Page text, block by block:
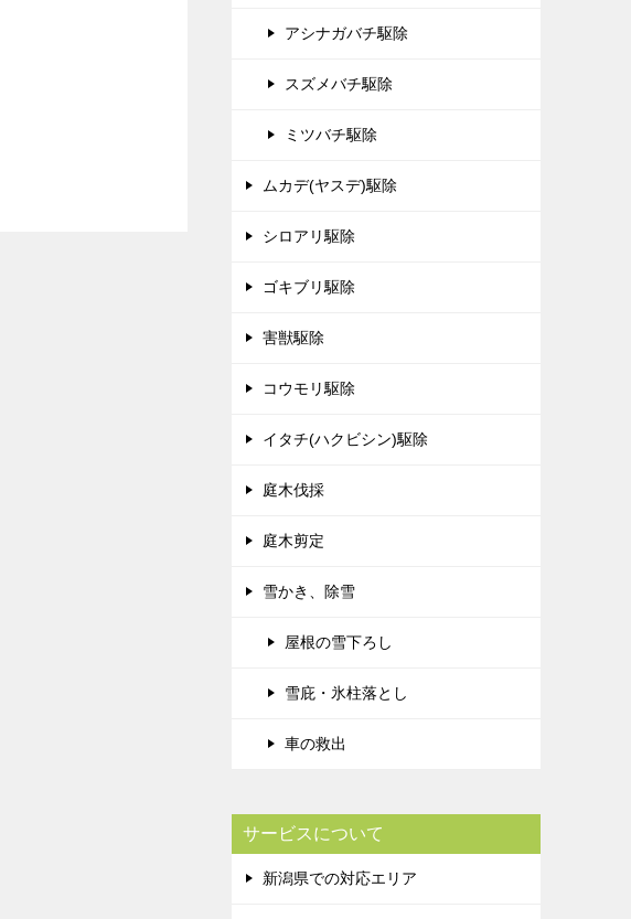
アシナガバチ駆除
スズメバチ駆除
ミツバチ駆除
ムカデ(ヤスデ)駆除
シロアリ駆除
ゴキブリ駆除
害獣駆除
コウモリ駆除
イタチ(ハクビシン)駆除
庭木伐採
庭木剪定
雪かき、除雪
屋根の雪下ろし
雪庇・氷柱落とし
車の救出
サービスについて
新潟県での対応エリア